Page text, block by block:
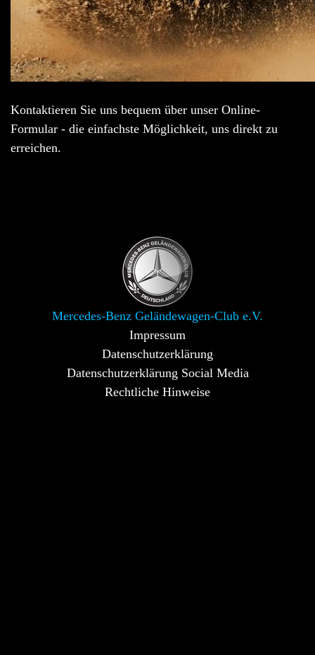
Kontaktieren Sie uns bequem über unser Online-
Formular - die einfachste Möglichkeit, uns direkt zu
erreichen.
Mercedes-Benz Geländewagen-Club e.V.
Impressum
Datenschutzerklärung
Datenschutzerklärung Social Media
Rechtliche Hinweise